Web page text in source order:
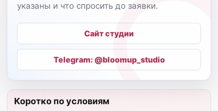
указаны и что спросить до заявки.
Сайт студии
Telegram: @bloomup_studio
Коротко по условиям